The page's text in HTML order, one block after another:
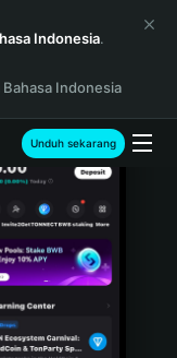
Indonesia.
Indonesia
Unduh sekarang